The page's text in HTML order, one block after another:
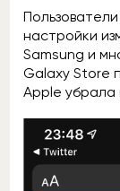
настройки
Samsung и
Galaxy Store
Apple убрала